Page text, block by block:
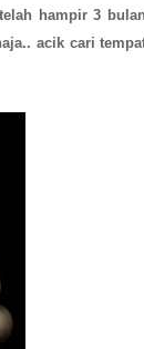
hampir 3
acik cari